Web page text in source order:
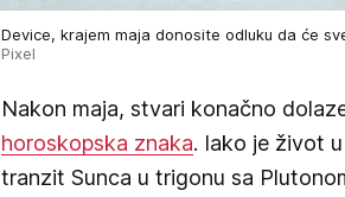
Device, krajem maja donosite odluku da će
Pixel
Nakon maja, stvari konačno
horoskopska znaka. Iako je život
tranzit Sunca u trigonu sa